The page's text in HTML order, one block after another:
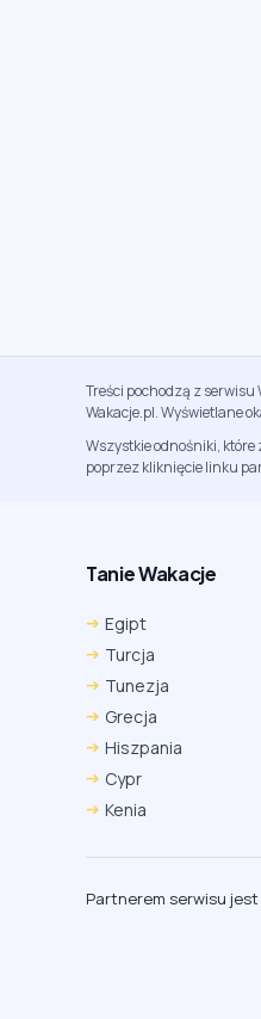
Treści pochodzą z
Wakacje.pl. Wyświetlane
Wszystkie odnośniki,
poprzez kliknięcie linku
Tanie Wakacje
Egipt
Turcja
Tunezja
Grecja
Hiszpania
Cypr
Kenia
Partnerem serwisu jest